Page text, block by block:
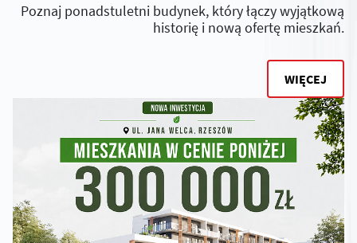
Poznaj ponadstuletni budynek, który łączy wyjątkową
historię i nową ofertę mieszkań.
WIĘCEJ